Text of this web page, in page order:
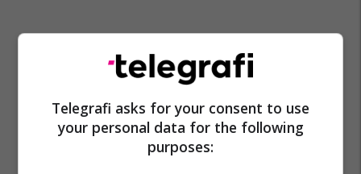
Telegrafi asks for your consent to use
your personal data for the following
purposes: